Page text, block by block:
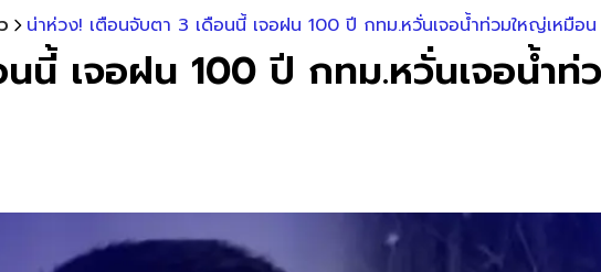
น่าห่วง! เตือนจับตา 3 เดือนนี้ เจอฝน 100 ปี กทม.หวั่นเจอน้ำท่วมใหญ่เหมือ
นี้ เจอฝน 100 ปี กทม.หวั่นเจอน้ำ